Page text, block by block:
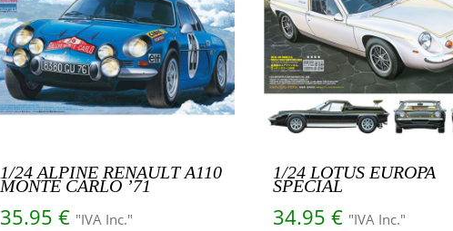
1/24 ALPINE RENAULT A110
MONTE CARLO ’71
35.95 € "IVA Inc."
1/24 LOTUS EUROPA
SPECIAL
34.95 € "IVA Inc."